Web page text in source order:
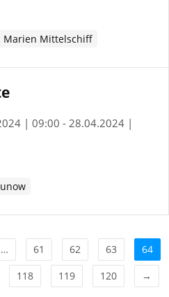
Marien Mittelschiff
| 09:00 - 28.04.2024 |
… 61 62 63
64
118 119 120 →